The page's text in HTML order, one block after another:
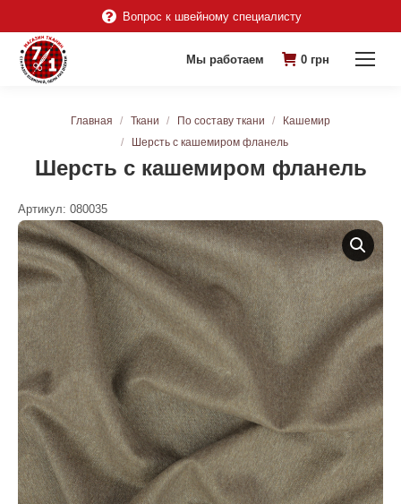
Вопрос к швейному специалисту
Мы работаем 0 грн
Шерсть с кашемиром фланель
Вы здесь:Главная Ткани По составу ткани
Кашемир
Шерсть с кашемиром фланель
Артикул: 080035